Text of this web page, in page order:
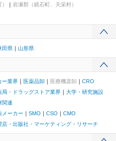
岩瀬郡（鏡石町、天栄村）
田県 山形県
ー業界 医薬品卸 医療機器卸
CRO
局・ドラッグストア業界
大学・研究施設
関連
メーカー
SMO CSO
CMO
店・出版社・マーケティング・リサーチ